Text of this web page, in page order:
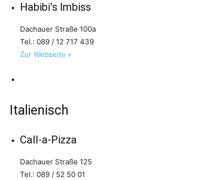
Habibi’s Imbiss
Dachauer Straße 100a
Tel.: 089 / 12 717 439
Zur Webseite »
Italienisch
Call-a-Pizza
Dachauer Straße 125
Tel.: 089 / 52 50 01